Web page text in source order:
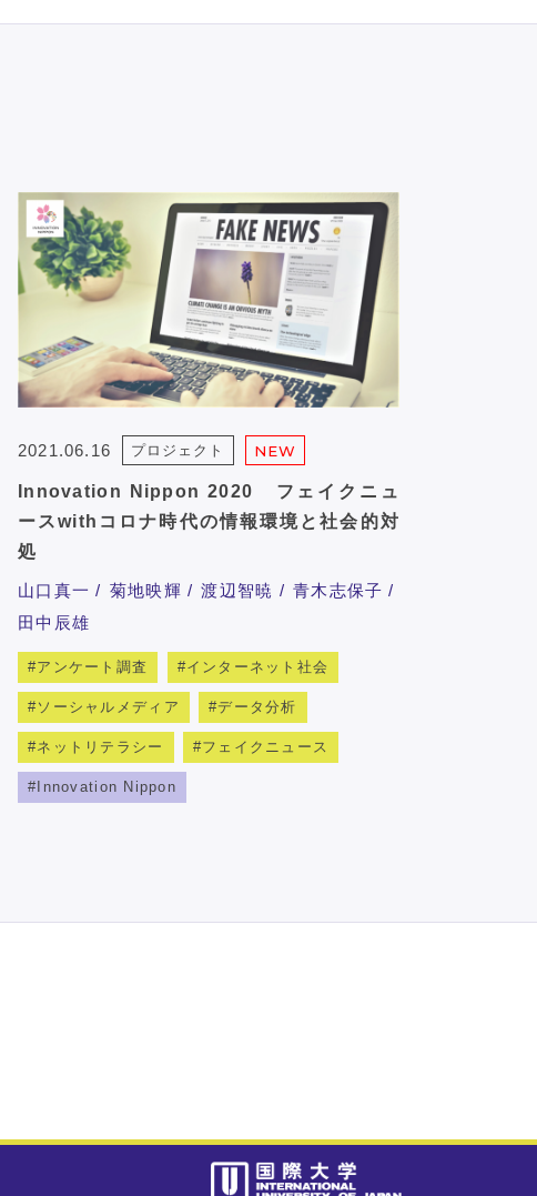
2021.06.16 プロジェクト NEW
Innovation Nippon 2020 フェイクニュ
ースwithコロナ時代の情報環境と社会的対
処
山口真一 菊地映輝 渡辺智暁
青木志保子
田中辰雄
アンケート調査 インターネット社会
ソーシャルメディア データ分析
ネットリテラシー フェイクニュース
Innovation Nippon